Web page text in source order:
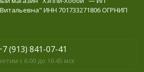
ИНН 701733271806 ОГРНИП
(913) 841-07-41
с 6.00 до 16.45 мск